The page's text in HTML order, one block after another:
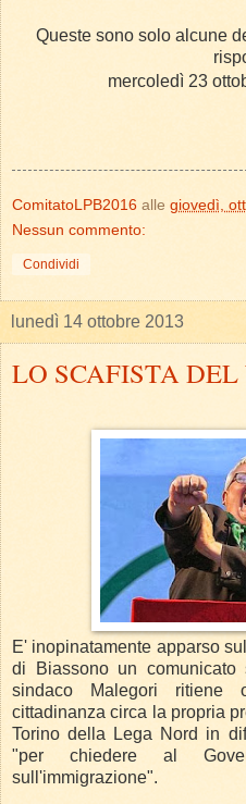
Queste sono solo alcune
mercoledì 23
ComitatoLPB2016 alle giovedì,
Nessun commento:
Condividi
lunedì 14 ottobre 2013
LO SCAFISTA DEL
E' inopinatamente apparso
di Biassono un comunicato
sindaco Malegori ritiene
cittadinanza circa la propria
Torino della Lega Nord in
"per chiedere al
sull'immigrazione".